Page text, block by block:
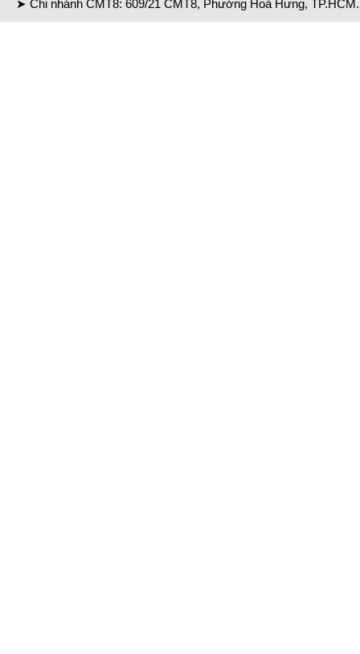
➤ Chi nhánh CMT8: 609/21 CMT8, Phường Hoà Hưng,